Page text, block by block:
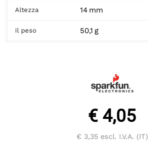
Altezza 14 mm
Il peso 50,1 g
€ 4,05
€ 3,35escl. I.V.A. (IT)